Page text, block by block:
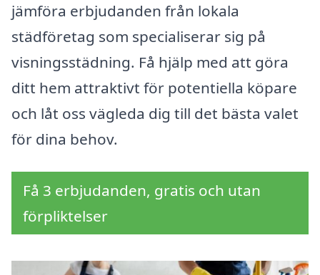
jämföra erbjudanden från lokala
städföretag som specialiserar sig på
visningsstädning. Få hjälp med att göra
ditt hem attraktivt för potentiella köpare
och låt oss vägleda dig till det bästa valet
för dina behov.
Få 3 erbjudanden, gratis och utan
förpliktelser